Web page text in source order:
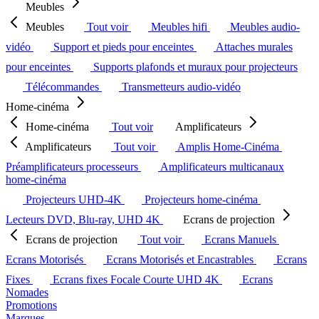
Meubles
Meubles
Tout voir Meubles hifi
Meubles audio-
vidéo
Support et pieds pour enceintes
Attaches murales
pour enceintes
Supports plafonds et muraux pour projecteurs
Télécommandes
Transmetteurs audio-vidéo
Home-cinéma
Home-cinéma
Tout voir
Amplificateurs
Amplificateurs
Tout voir
Amplis Home-Cinéma
Préamplificateurs processeurs
Amplificateurs multicanaux
home-cinéma
Projecteurs UHD-4K
Projecteurs home-cinéma
Lecteurs DVD, Blu-ray, UHD 4K
Ecrans de projection
Ecrans de projection
Tout voir
Ecrans Manuels
Ecrans Motorisés
Ecrans Motorisés et Encastrables
Ecrans
Fixes
Ecrans fixes Focale Courte UHD 4K
Ecrans
Nomades
Promotions